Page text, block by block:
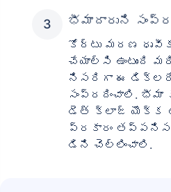
భీమాదారుని
కోర్టు మరణ
చేయాల్సి ఉంటుంది
నిసరిగా ఈ
సంప్రదించాలి.
డెత్ క్లాజ్ యొక్క
ప్రకారం
డిని చెల్లించాలి.